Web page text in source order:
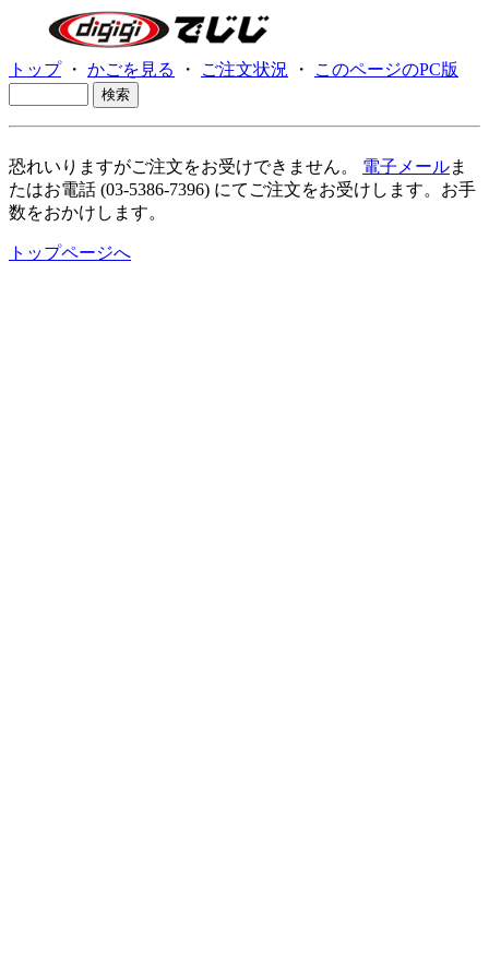
トップ・ かごを見る ・ ご注文状況 ・ このページのPC版
恐れいりますがご注文をお受けできません。 電子メールま
たはお電話 (03-5386-7396) にてご注文をお受けします。お手
数をおかけします。
トップページへ